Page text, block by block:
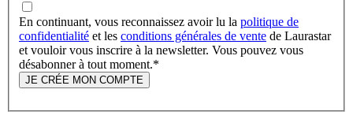
En continuant, vous reconnaissez avoir lu la politique de
confidentialité et les conditions générales de vente de Laurastar
et vouloir vous inscrire à la newsletter. Vous pouvez vous
désabonner à tout moment.*
JE CRÉE MON COMPTE